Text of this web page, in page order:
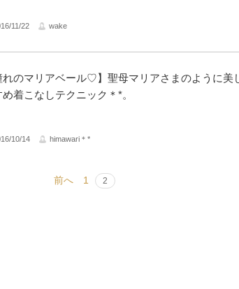
11/22 wake
れのマリアベール♡】聖母マリアさまのように美
着こなしテクニック＊*。
10/14 himawari＊*
前へ 1 2